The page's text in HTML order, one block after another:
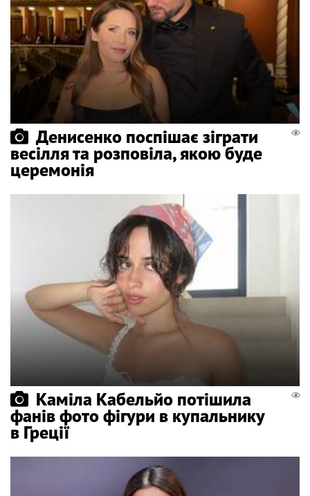
Денисенко поспішає зіграти
весілля та розповіла, якою буде
церемонія
Каміла Кабельйо потішила
фанів фото фігури в купальнику
в Греції